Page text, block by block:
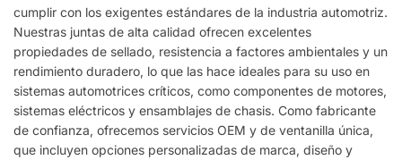
cumplir con los exigentes estándares de la industria automotriz.
Nuestras juntas de alta calidad ofrecen excelentes
propiedades de sellado, resistencia a factores ambientales y un
rendimiento duradero, lo que las hace ideales para su uso en
sistemas automotrices críticos, como componentes de motores,
sistemas eléctricos y ensamblajes de chasis. Como fabricante
de confianza, ofrecemos servicios OEM y de ventanilla única,
que incluyen opciones personalizadas de marca, diseño y